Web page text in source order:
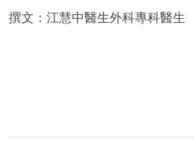
撰文：江慧中醫生外科專科醫生